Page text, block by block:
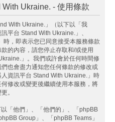
Ukraine. - 使用條款
With Ukraine.」（以下以「我
平台 Stand With Ukraine.」、
時，即表示您已同意接受本服務條款
的內容，請您停止存取和/或使用
」。我們或許會於任何時間修
也會盡力通知您任何條款的修改或
資訊平台 Stand With Ukraine.」時
修改或變更後繼續使用本服務，將
。
「他們」、「他們的」、「phpBB
Group」、「phpBB Teams」